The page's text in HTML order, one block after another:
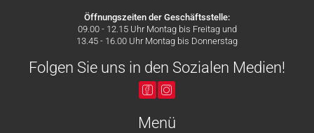
Öffnungszeiten der Geschäftsstelle:
09.00 - 12.15 Uhr Montag bis Freitag und
13.45 - 16.00 Uhr Montag bis Donnerstag
Folgen Sie uns in den Sozialen Medien!
Menü